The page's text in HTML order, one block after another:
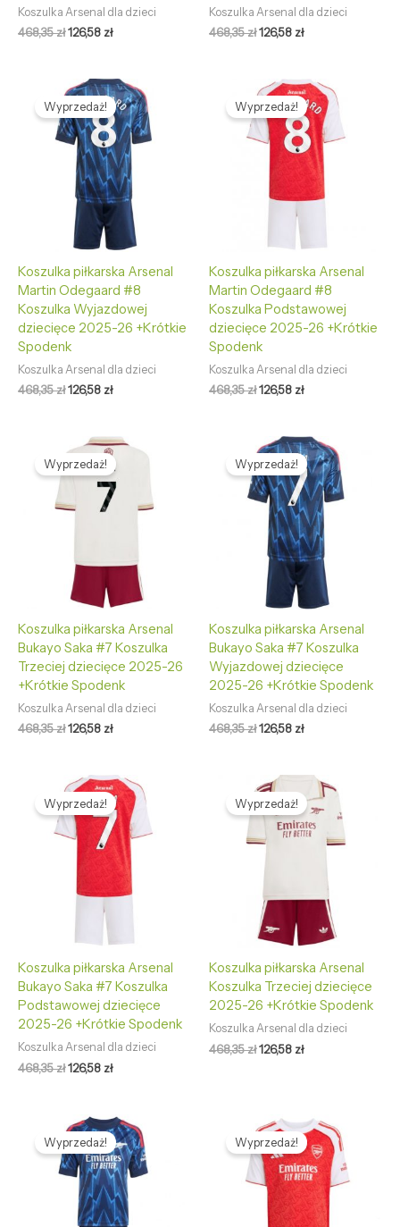
Koszulka Arsenal dla dzieci
468,35zł126,58 zł
Koszulka Arsenal dla dzieci
468,35zł126,58 zł
Wyprzedaż!
Koszulka piłkarska Arsenal
Martin Odegaard #8
Koszulka Wyjazdowej
dziecięce 2025-26 +Krótkie
Spodenk
Koszulka Arsenal dla dzieci
468,35zł
Pierwotna
cena
wynosiła:
468,35 zł.
126,58 zł
Aktualna
cena
wynosi:
126,58 zł.
Wyprzedaż!
Koszulka piłkarska Arsenal
Martin Odegaard #8
Koszulka Podstawowej
dziecięce 2025-26 +Krótkie
Spodenk
Koszulka Arsenal dla dzieci
468,35zł
Pierwotna
cena
wynosiła:
468,35 zł.
126,58 zł
Aktualna
cena
wynosi:
126,58 zł.
Wyprzedaż!
Koszulka piłkarska Arsenal
Bukayo Saka #7 Koszulka
Trzeciej dziecięce 2025-26
+Krótkie Spodenk
Koszulka Arsenal dla dzieci
468,35zł
Pierwotna
cena
wynosiła:
468,35 zł.
126,58 zł
Aktualna
cena
wynosi:
126,58 zł.
Wyprzedaż!
Koszulka piłkarska Arsenal
Bukayo Saka #7 Koszulka
Wyjazdowej dziecięce
2025-26 +Krótkie Spodenk
Koszulka Arsenal dla dzieci
468,35zł
Pierwotna
cena
wynosiła:
468,35 zł.
126,58 zł
Aktualna
cena
wynosi:
126,58 zł.
Wyprzedaż!
Koszulka piłkarska Arsenal
Bukayo Saka #7 Koszulka
Podstawowej dziecięce
2025-26 +Krótkie Spodenk
Koszulka Arsenal dla dzieci
468,35zł
Pierwotna
cena
wynosiła:
468,35 zł.
126,58 zł
Aktualna
cena
wynosi:
126,58 zł.
Wyprzedaż!
Koszulka piłkarska Arsenal
Koszulka Trzeciej dziecięce
2025-26 +Krótkie Spodenk
Koszulka Arsenal dla dzieci
468,35zł
Pierwotna
cena
wynosiła:
468,35 zł.
126,58 zł
Aktualna
cena
wynosi:
126,58 zł.
Wyprzedaż!
Pierwotna
cena
wynosiła:
468,35 zł.
Aktualna
cena
wynosi:
126,58 zł.
Wyprzedaż!
Pierwotna
cena
wynosiła:
468,35 zł.
Aktualna
cena
wynosi:
126,58 zł.